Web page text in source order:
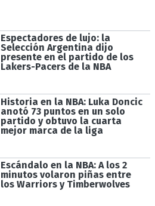
Espectadores de lujo: la
Selección Argentina dijo
presente en el partido de los
Lakers-Pacers de la NBA
Historia en la NBA: Luka Doncic
anotó 73 puntos en un solo
partido y obtuvo la cuarta
mejor marca de la liga
Escándalo en la NBA: A los 2
minutos volaron piñas entre
los Warriors y Timberwolves